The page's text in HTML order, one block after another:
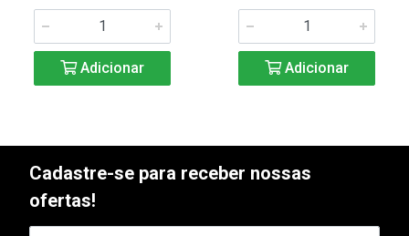
Adicionar Adicionar
Cadastre-se para receber nossas
ofertas!